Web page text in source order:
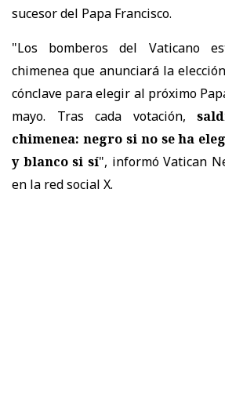
sucesor del Papa Francisco.
"Los bomberos del Vaticano
chimenea que anunciará la
cónclave para elegir al próximo
mayo. Tras cada votación,
chimenea: negro si no se ha
y blanco si sí", informó Vatican
en la red social X.